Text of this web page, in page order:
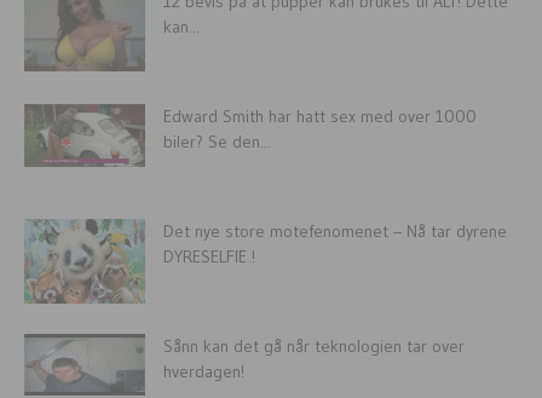
kan...
Edward Smith har hatt sex med over 1000
biler? Se den...
Det nye store motefenomenet – Nå tar dyrene
DYRESELFIE !
Sånn kan det gå når teknologien tar over
hverdagen!